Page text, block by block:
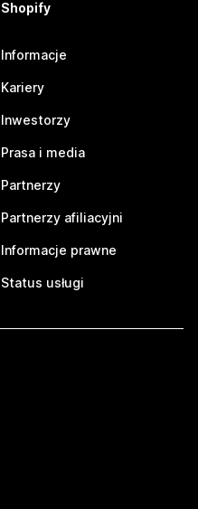
Shopify
Informacje
Kariery
Inwestorzy
Prasa i media
Partnerzy
Partnerzy afiliacyjni
Informacje prawne
Status usługi